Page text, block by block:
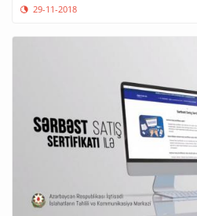
29-11-2018